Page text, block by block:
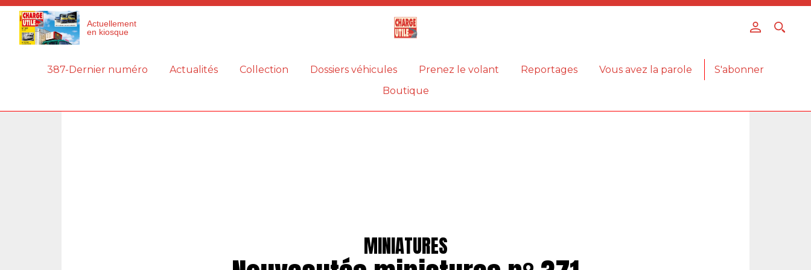
Actuellement
en kiosque
387-Dernier numéro Actualités Collection Dossiers véhicules Prenez le volant Reportages Vous avez la parole
S'abonner
Boutique
MINIATURES
Panneau de gestion des cookies